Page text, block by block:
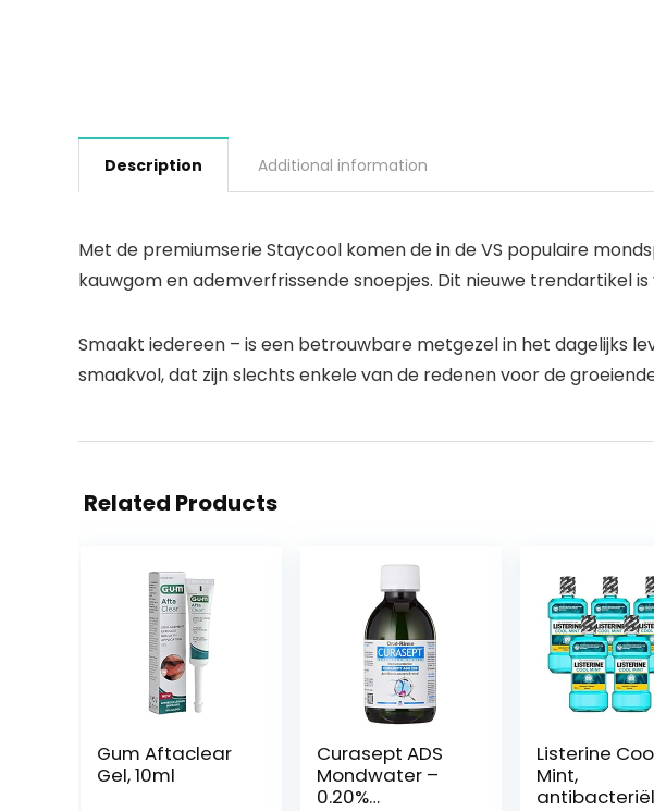
Description Additional information
Met de premiumserie Staycool komen de in de VS populaire
kauwgom en ademverfrissende snoepjes. Dit nieuwe trendartikel
Smaakt iedereen – is een betrouwbare metgezel in het dagelijks
smaakvol, dat zijn slechts enkele van de redenen voor de
Related Products
Gum Aftaclear
Gel, 10ml
Curasept ADS
Mondwater –
0.20%
Listerine
Mint,